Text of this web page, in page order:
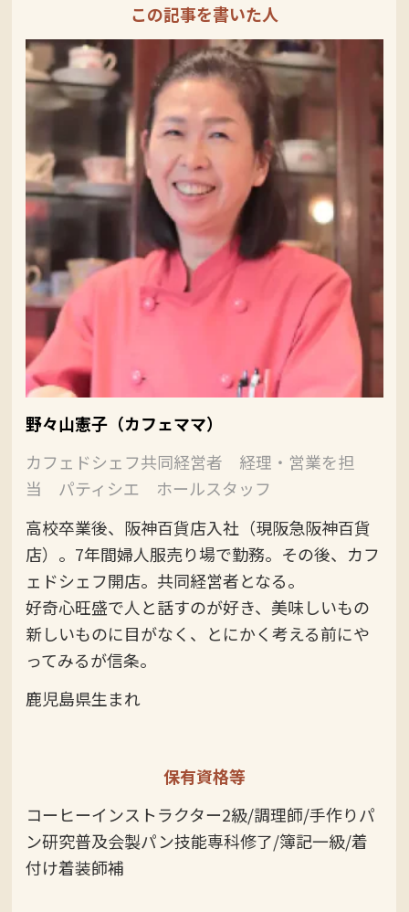
この記事を書いた人
野々山憲子（カフェママ）
カフェドシェフ共同経営者 経理・営業を担
当 パティシエ ホールスタッフ
高校卒業後、阪神百貨店入社（現阪急阪神百貨
店）。7年間婦人服売り場で勤務。その後、カフ
ェドシェフ開店。共同経営者となる。
好奇心旺盛で人と話すのが好き、美味しいもの
新しいものに目がなく、とにかく考える前にや
ってみるが信条。
鹿児島県生まれ
保有資格等
コーヒーインストラクター2級/調理師/手作りパ
ン研究普及会製パン技能専科修了/簿記一級/着
付け着装師補